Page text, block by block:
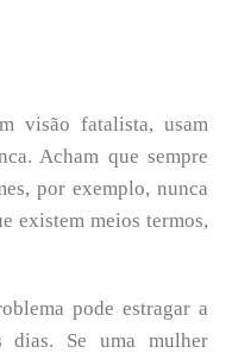
visão fatalista, usam
Acham que sempre
por exemplo, nunca
existem meios termos,
pode estragar a
dias. Se uma mulher